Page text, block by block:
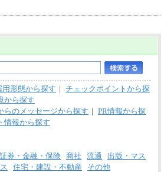
形態から探す ｜ チェックポイントから探
から探す
らのメッセージから探す ｜ PR情報から探
情報から探す
証券・金融・保険 商社 流通
出版・マス
住宅・建設・不動産 その他